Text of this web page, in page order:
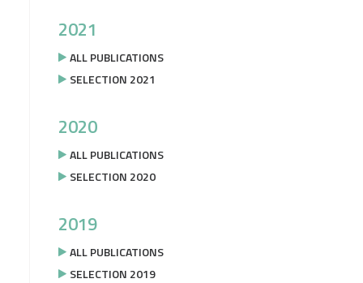
2021
ALL PUBLICATIONS
SELECTION 2021
2020
ALL PUBLICATIONS
SELECTION 2020
2019
ALL PUBLICATIONS
SELECTION 2019